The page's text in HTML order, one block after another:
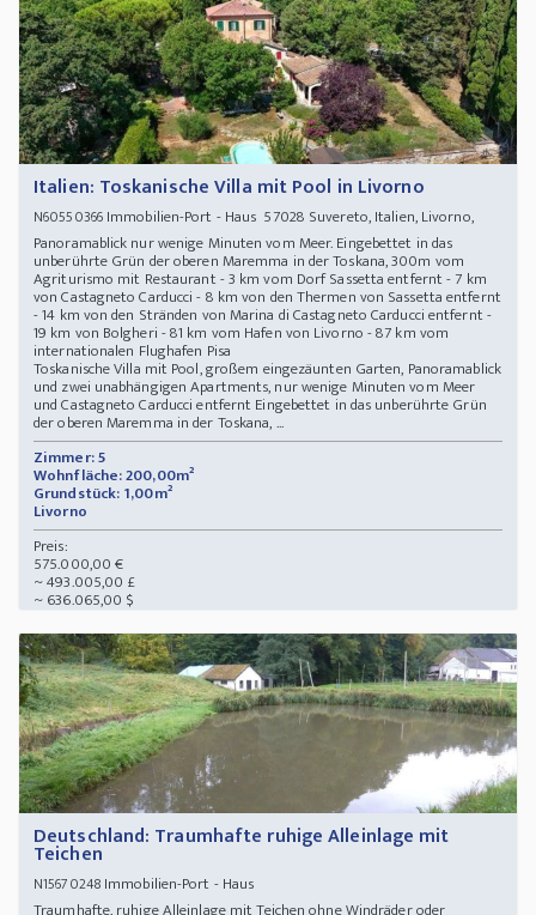
Italien: Toskanische Villa mit Pool in Livorno
N60550366Immobilien-Port - Haus 57028 Suvereto, Italien, Livorno,
Panoramablick nur wenige Minuten vom Meer. Eingebettet in das
unberührte Grün der oberen Maremma in der Toskana, 300m vom
Agriturismo mit Restaurant - 3 km vom Dorf Sassetta entfernt - 7 km
von Castagneto Carducci - 8 km von den Thermen von Sassetta entfernt
- 14 km von den Stränden von Marina di Castagneto Carducci entfernt -
19 km von Bolgheri - 81 km vom Hafen von Livorno - 87 km vom
internationalen Flughafen Pisa
Toskanische Villa mit Pool, großem eingezäunten Garten, Panoramablick
und zwei unabhängigen Apartments, nur wenige Minuten vom Meer
und Castagneto Carducci entfernt Eingebettet in das unberührte Grün
der oberen Maremma in der Toskana, ...
Zimmer: 5
Wohnfläche: 200,00m²
Grundstück: 1,00m²
Livorno
Preis:
575.000,00 €
~ 493.005,00 £
~ 636.065,00 $
Deutschland: Traumhafte ruhige Alleinlage mit
Teichen
N15670248Immobilien-Port - Haus